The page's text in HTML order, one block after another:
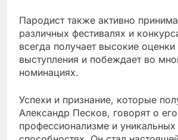
Пародист также активно
различных фестивалях и
всегда получает высокие оценки
выступления и побеждает во
номинациях.
Успехи и признание, которые
Александр Песков, говорят о
профессионализме и уникальных